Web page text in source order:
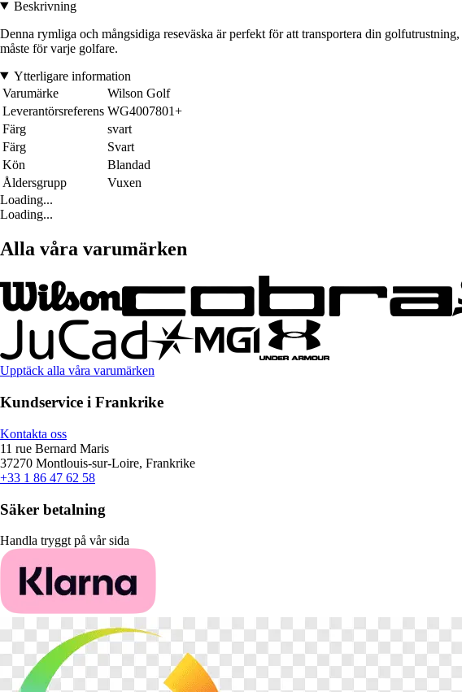
Beskrivning
Denna rymliga och mångsidiga reseväska är perfekt för att transportera din
måste för varje golfare.
Ytterligare information
Varumärke
Wilson Golf
Leverantörsreferens WG4007801+
Färg
svart
Färg
Svart
Kön
Blandad
Åldersgrupp
Vuxen
Loading...
Loading...
Alla våra varumärken
Upptäck alla våra varumärken
Kundservice i Frankrike
Kontakta oss
11 rue Bernard Maris
37270 Montlouis-sur-Loire, Frankrike
+33 1 86 47 62 58
Säker betalning
Handla tryggt på vår sida